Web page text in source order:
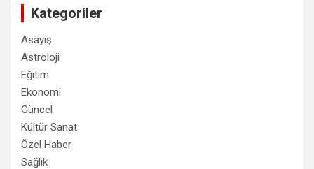
Kategoriler
Asayiş
Astroloji
Eğitim
Ekonomi
Güncel
Kültür Sanat
Özel Haber
Sağlık